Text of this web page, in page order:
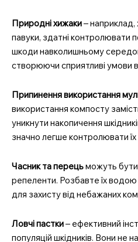
Природні хижаки–
павуки, здатні контролювати
шкоди навколишньому
створюючи сприятливі умови
Припинення використання
використання компосту
уникнути накопичення
значно легше контролювати їх
Часник та перецьможуть бути
репеленти. Розбавте їх
для захисту від небажаних
Ловчі пастки– ефективний
популяцій шкідників. Вони не